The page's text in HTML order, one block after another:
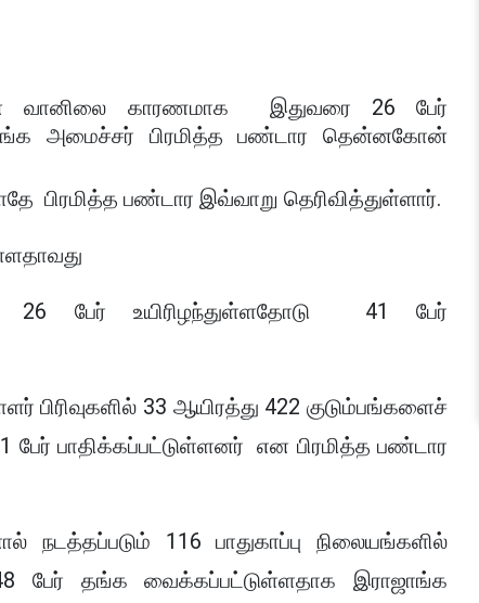
வானிலை காரணமாக இதுவரை 26 பேர்
அமைச்சர் பிரமித்த பண்டார தென்னகோன்
பிரமித்த பண்டார இவ்வாறு தெரிவித்துள்ளார்.
26 பேர் உயிரிழந்துள்ளதோடு 41 பேர்
பிரிவுகளில் 33 ஆயிரத்து 422 குடும்பங்களைச்
பேர் பாதிக்கப்பட்டுள்ளனர் என பிரமித்த பண்டார
நடத்தப்படும் 116 பாதுகாப்பு நிலையங்களில்
பேர் தங்க வைக்கப்பட்டுள்ளதாக இராஜாங்க